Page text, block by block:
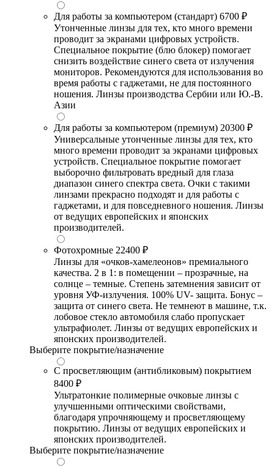
Для работы за компьютером (стандарт) 6700 ₽
Утонченные линзы для тех, кто много времени
проводит за экранами цифровых устройств.
Специальное покрытие (блю блокер) помогает
снизить воздействие синего света от излучения
мониторов. Рекомендуются для использования во
время работы с гаджетами, не для постоянного
ношения. Линзы производства Сербии или Ю.-В.
Азии
Для работы за компьютером (премиум) 20300 ₽
Универсальные утонченные линзы для тех, кто
много времени проводит за экранами цифровых
устройств. Специальное покрытие помогает
выборочно фильтровать вредный для глаза
диапазон синего спектра света. Очки с такими
линзами прекрасно подходят и для работы с
гаджетами, и для повседневного ношения. Линзы
от ведущих европейских и японских
производителей.
Фотохромные 22400 ₽
Линзы для «очков-хамелеонов» премиального
качества. 2 в 1: в помещении – прозрачные, на
солнце – темные. Степень затемнения зависит от
уровня УФ-излучения. 100% UV- защита. Бонус –
защита от синего света. Не темнеют в машине, т.к.
лобовое стекло автомобиля слабо пропускает
ультрафиолет. Линзы от ведущих европейских и
японских производителей.
Выберите покрытие/назначение
С просветляющим (антибликовым) покрытием
8400 ₽
Ультратонкие полимерные очковые линзы с
улучшенными оптическими свойствами,
благодаря упрочняющему и просветляющему
покрытию. Линзы от ведущих европейских и
японских производителей.
Выберите покрытие/назначение